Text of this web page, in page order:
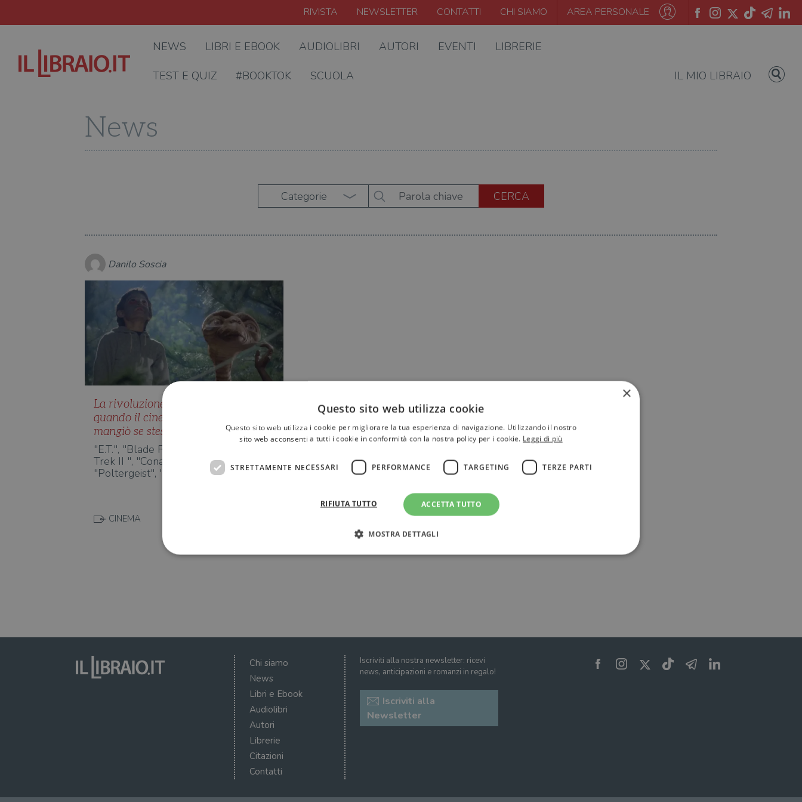
RIVISTA NEWSLETTER CONTATTI CHI SIAMO AREA PERSONALE
NEWS LIBRI E EBOOK AUDIOLIBRI AUTORI EVENTI LIBRERIE
TEST E QUIZ #BOOKTOK SCUOLA IL MIO LIBRAIO
News
Categorie
Danilo Soscia
La rivoluzione dell’estate 1982:
quando il cinema statunitense
mangiò se stesso e il suo futuro
"E.T.", "Blade Runner", "Tron", "Star
Trek II ", "Conan il barbaro",
"Poltergeist", "La cosa e Inter…
CINEMA
Chi siamo
News
Libri e Ebook
Audiolibri
Autori
Librerie
Citazioni
Contatti
Iscriviti alla nostra newsletter: ricevi
news, anticipazioni e romanzi in regalo!
Iscriviti alla
Newsletter
×
Questo sito web utilizza cookie
Questo sito web utilizza i cookie per migliorare la tua esperienza di navigazione. Utilizzando il nostro
sito web acconsenti a tutti i cookie in conformità con la nostra policy per i cookie. Leggi di più
STRETTAMENTE NECESSARI PERFORMANCE TARGETING TERZE PARTI
ACCETTA TUTTO
RIFIUTA TUTTO
MOSTRA DETTAGLI
Dominio
wordpress_test_cookie
Inc.
Sessione
WordPress imposta questo cookie quando accedi alla pagina di login. Il
cookie viene utilizzato per verificare se il browser Web è impostato per
consentire o rifiutare i cookie.
wordpress_sec_[hash] .illibraio.it Sessione
Usato per gestire la sessione degli utenti loggati sul sito
wordpress_logged_in_[hash]
.illibraio.it Sessione
Usato per gestire la sessione degli utenti loggati sul sito
CookieScriptConsent
1 mese Memorizza lo stato del consenso ai cookie dell'utente per il dominio corrente.
settimana
3 giorni